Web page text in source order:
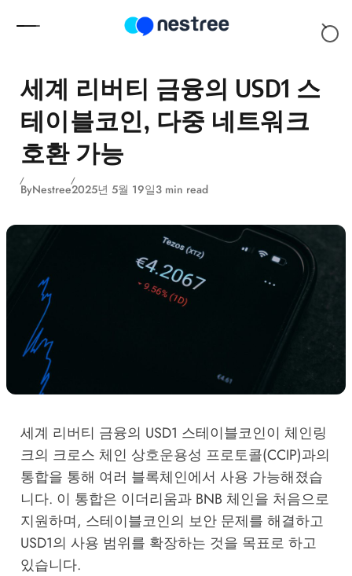
세계 리버티 금융의 USD1 스
테이블코인, 다중 네트워크
호환 가능
ByNestree2025년 5월 19일3 min read
세계 리버티 금융의 USD1 스테이블코인이 체인링
크의 크로스 체인 상호운용성 프로토콜(CCIP)과의
통합을 통해 여러 블록체인에서 사용 가능해졌습
니다. 이 통합은 이더리움과 BNB 체인을 처음으로
지원하며, 스테이블코인의 보안 문제를 해결하고
USD1의 사용 범위를 확장하는 것을 목표로 하고
있습니다.